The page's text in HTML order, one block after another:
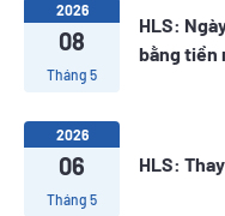
2026
08
Tháng 5
HLS:
bằng tiền
2026
06
Tháng 5
HLS: